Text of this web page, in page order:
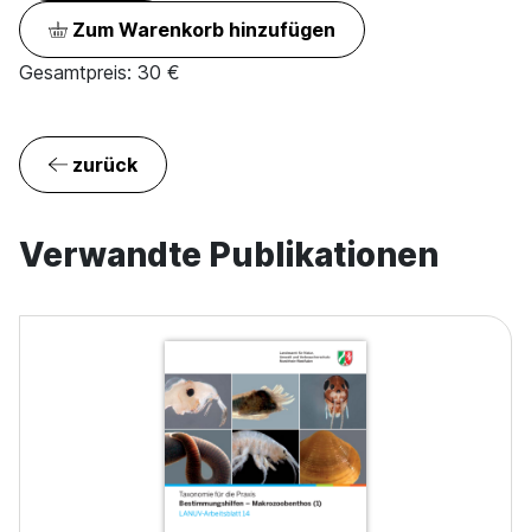
Zum Warenkorb hinzufügen
Gesamtpreis: 30 €
zurück
Verwandte Publikationen